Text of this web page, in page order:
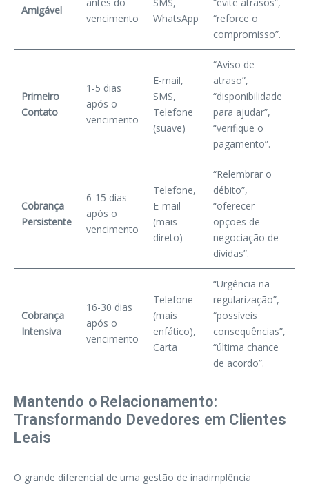
Amigável
antes do
vencimento
SMS,
WhatsApp
“evite atrasos”,
“reforce o
compromisso”.
Primeiro
Contato
1-5 dias
após o
vencimento
E-mail,
SMS,
Telefone
(suave)
“Aviso de
atraso”,
“disponibilidade
para ajudar”,
“verifique o
pagamento”.
Cobrança
Persistente
6-15 dias
após o
vencimento
Telefone,
E-mail
(mais
direto)
“Relembrar o
débito”,
“oferecer
opções de
negociação de
dívidas”.
Cobrança
Intensiva
16-30 dias
após o
vencimento
Telefone
(mais
enfático),
Carta
“Urgência na
regularização”,
“possíveis
consequências”,
“última chance
de acordo”.
Mantendo o Relacionamento:
Transformando Devedores em Clientes
Leais
O grande diferencial de uma gestão de inadimplência